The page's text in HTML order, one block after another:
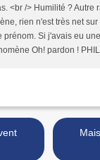
<br /> Humilité ? Autre
rien n'est très net
prénom. Si j'avais eu
Oh! pardon !